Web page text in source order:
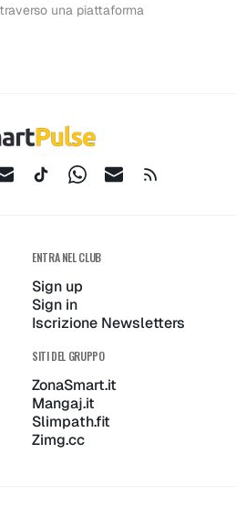
una piattaforma
ENTRA NEL CLUB
Sign up
Sign in
Iscrizione Newsletters
SITI DEL GRUPPO
ZonaSmart.it
Mangaj.it
Slimpath.fit
Zimg.cc